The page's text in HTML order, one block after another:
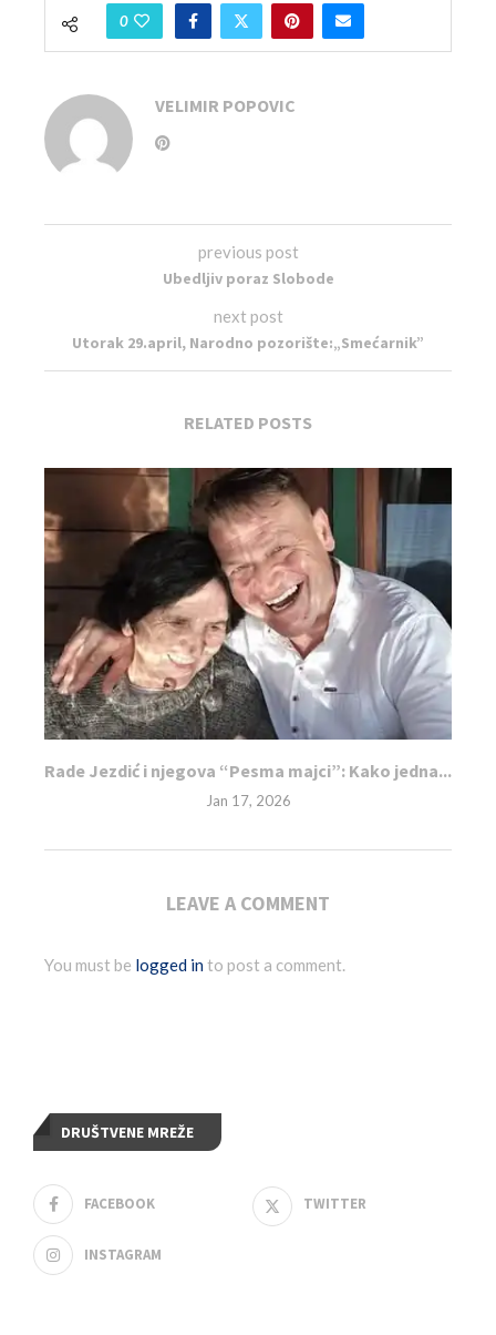
0
VELIMIR POPOVIC
previous post
Ubedljiv poraz Slobode
next post
Utorak 29.april, Narodno pozorište:„Smećarnik”
RELATED POSTS
Rade Jezdić i njegova “Pesma majci”: Kako jedna...
Jan 17, 2026
LEAVE A COMMENT
You must be logged into post a comment.
DRUŠTVENE MREŽE
FACEBOOK TWITTER
INSTAGRAM